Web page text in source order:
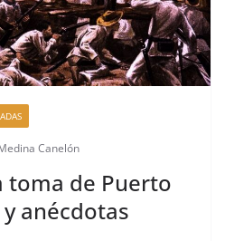
Canelón
toma de Puerto
anécdotas